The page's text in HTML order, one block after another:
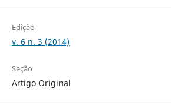
Edição
v. 6 n. 3 (2014)
Seção
Artigo Original